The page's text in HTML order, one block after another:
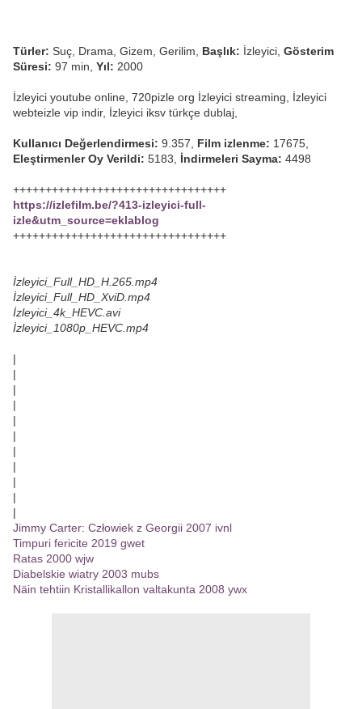
Türler: Suç, Drama, Gizem, Gerilim, Başlık: İzleyici, Gösterim
Süresi: 97 min, Yıl: 2000
İzleyici youtube online, 720pizle org İzleyici streaming, İzleyici
webteizle vip indir, İzleyici iksv türkçe dublaj,
Kullanıcı Değerlendirmesi: 9.357, Film izlenme: 17675,
Eleştirmenler Oy Verildi: 5183, İndirmeleri Sayma: 4498
+++++++++++++++++++++++++++++++++
https://izlefilm.be/?413-izleyici-full-
izle&utm_source=eklablog
+++++++++++++++++++++++++++++++++
İzleyici_Full_HD_H.265.mp4
İzleyici_Full_HD_XviD.mp4
İzleyici_4k_HEVC.avi
İzleyici_1080p_HEVC.mp4
|
|
|
|
|
|
|
|
|
|
|
Jimmy Carter: Człowiek z Georgii 2007 ivnl
Timpuri fericite 2019 gwet
Ratas 2000 wjw
Diabelskie wiatry 2003 mubs
Näin tehtiin Kristallikallon valtakunta 2008 ywx